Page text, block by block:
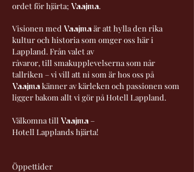
ordet för hjärta; Vaajma.
Visionen med Vaajmaär att hylla den rika
kultur och historia som omger oss här i
Lappland. Från valet av
råvaror, till smakupplevelserna som når
tallriken – vi vill att ni som är hos oss på
Vaajmakänner av kärleken och passionen som
ligger bakom allt vi gör på Hotell Lappland.
Välkomna till Vaajma–
Hotell Lapplands hjärta!
Öppettider